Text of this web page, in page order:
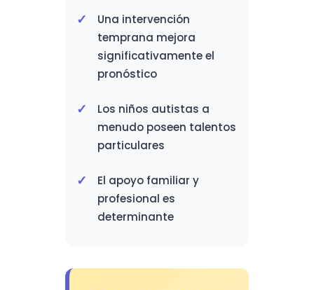
Una intervención
temprana mejora
significativamente el
pronóstico
Los niños autistas a
menudo poseen talentos
particulares
El apoyo familiar y
profesional es
determinante